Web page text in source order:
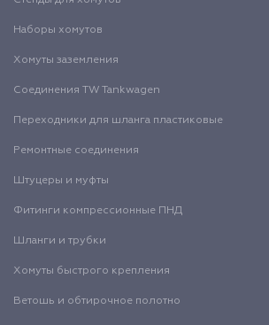
Наборы хомутов
Хомуты заземления
Соединения TW Tankwagen
Переходники для шланга пластиковые
Ремонтные соединения
Штуцеры и муфты
Фитинги компрессионные ПНД
Шланги и трубки
Хомуты быстрого крепления
Ветошь и обтирочное полотно